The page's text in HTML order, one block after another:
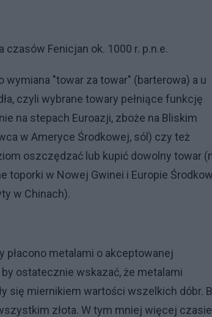
Fenicjan ok. 1000 r. p.n.e.
wymiana "towar za towar" (barterowa) a u
czyli wybrane towary pełniące funkcję
na stepach Euroazji, zboże na Bliskim
w Ameryce Środkowej, sól) czy też
oszczędzać lub kupić dowolny towar
toporki w Nowej Gwinei i Europie
w Chinach).
płacono metalami o akceptowanej
ostatecznie wskazać, że metalami
się miernikiem wartości wszelkich dóbr.
złota. W tym mniej więcej czasie